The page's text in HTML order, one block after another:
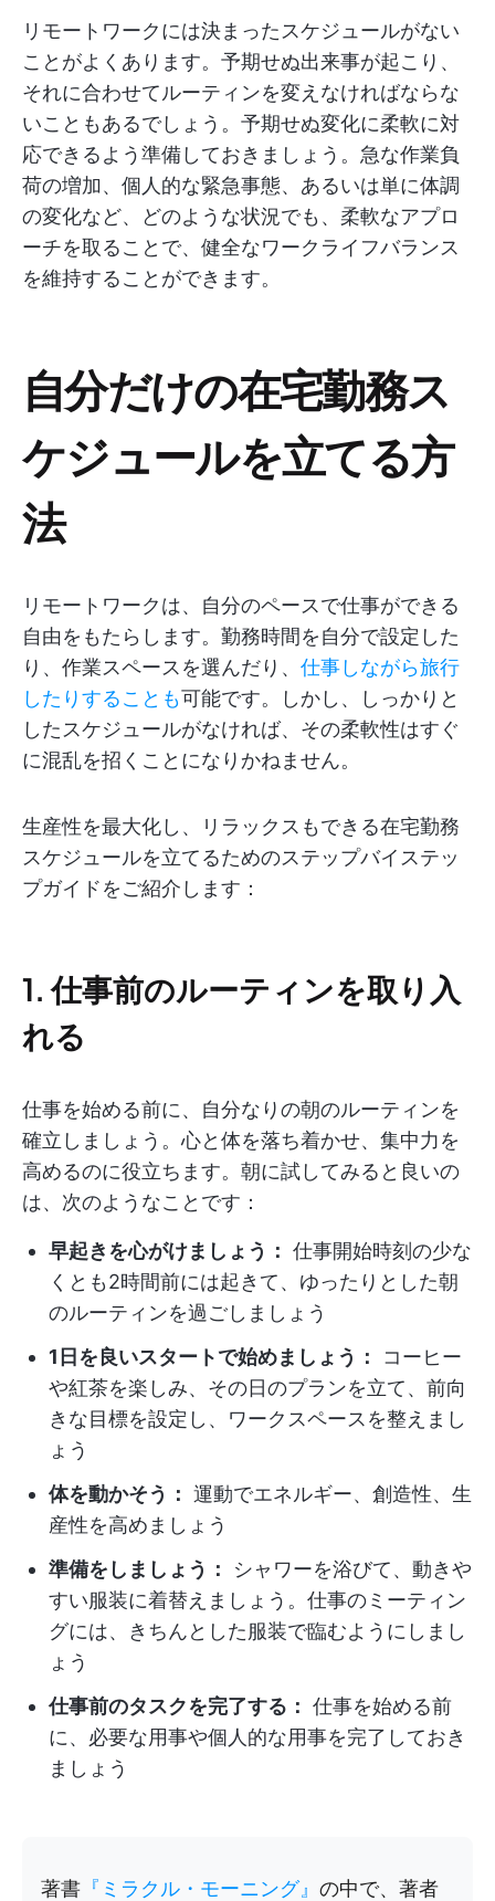
リモートワークには決まったスケジュールがない
ことがよくあります。予期せぬ出来事が起こり、
それに合わせてルーティンを変えなければならな
いこともあるでしょう。予期せぬ変化に柔軟に対
応できるよう準備しておきましょう。急な作業負
荷の増加、個人的な緊急事態、あるいは単に体調
の変化など、どのような状況でも、柔軟なアプロ
ーチを取ることで、健全なワークライフバランス
を維持することができます。
自分だけの在宅勤務ス
ケジュールを立てる方
法
リモートワークは、自分のペースで仕事ができる
自由をもたらします。勤務時間を自分で設定した
り、作業スペースを選んだり、 仕事しながら旅行
したりすることも可能です。しかし、しっかりと
したスケジュールがなければ、その柔軟性はすぐ
に混乱を招くことになりかねません。
生産性を最大化し、リラックスもできる在宅勤務
スケジュールを立てるためのステップバイステッ
プガイドをご紹介します：
1. 仕事前のルーティンを取り入
れる
仕事を始める前に、自分なりの朝のルーティンを
確立しましょう。心と体を落ち着かせ、集中力を
高めるのに役立ちます。朝に試してみると良いの
は、次のようなことです：
早起きを心がけましょう： 仕事開始時刻の少な
くとも2時間前には起きて、ゆったりとした朝
のルーティンを過ごしましょう
1日を良いスタートで始めましょう：
コーヒー
や紅茶を楽しみ、その日のプランを立て、前向
きな目標を設定し、ワークスペースを整えまし
ょう
体を動かそう： 運動でエネルギー、創造性、生
産性を高めましょう
準備をしましょう：
シャワーを浴びて、動きや
すい服装に着替えましょう。仕事のミーティン
グには、きちんとした服装で臨むようにしまし
ょう
仕事前のタスクを完了する： 仕事を始める前
に、必要な用事や個人的な用事を完了しておき
ましょう
著書 『ミラクル・モーニング』 の中で、著者